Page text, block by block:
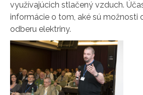
využívajúcich stlačený vzduch.
informácie o tom, aké sú možnosti
odberu elektriny.